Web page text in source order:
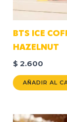
BTS ICE
HAZELNUT
$ 2.600
AÑADIR AL